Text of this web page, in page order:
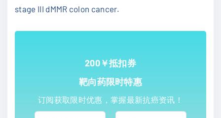
stage III dMMR colon cancer.
200￥抵扣券
靶向药限时特惠
订阅获取限时优惠，掌握最新抗癌资讯！